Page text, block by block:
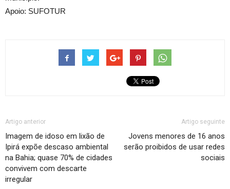
Apoio: SUFOTUR
Artigo anterior
Imagem de idoso em lixão de
Ipirá expõe descaso ambiental
na Bahia; quase 70% de cidades
convivem com descarte
irregular
Artigo seguinte
Jovens menores de 16 anos
serão proibidos de usar redes
sociais